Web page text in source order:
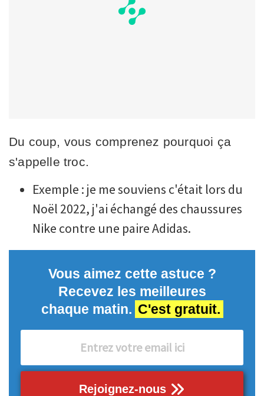
Du coup, vous comprenez pourquoi ça
s'appelle troc.
Exemple : je me souviens c'était lors du
Noël 2022, j'ai échangé des chaussures
Nike contre une paire Adidas.
Vous aimez cette astuce ?
Recevez les meilleures
chaque matin. C'est gratuit.
Rejoignez-nous